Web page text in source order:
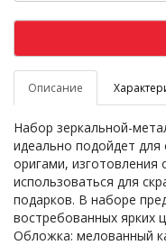
Описание
Набор зеркальной-
идеально подойдет для
оригами,
использоваться для
подарков. В наборе
востребованных ярких
Обложка: мелованный